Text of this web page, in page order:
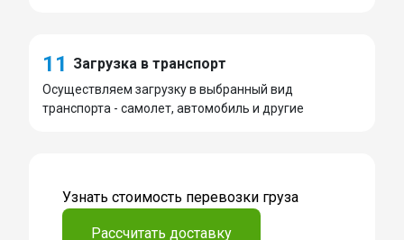
11 Загрузка в транспорт
Осуществляем загрузку в выбранный вид
транспорта - самолет, автомобиль и другие
Узнать стоимость перевозки груза
Рассчитать доставку